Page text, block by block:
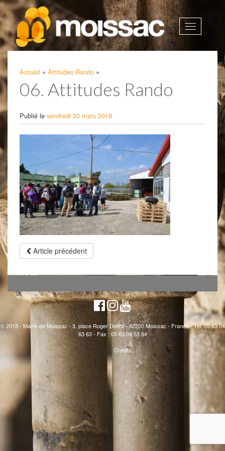
Afficher
Accueil » Attitudes Rando »
06. Attitudes Rando
Publié le vendredi 30 mars 2018
Article précédent
© 2015 - Mairie de Moissac - 3, place Roger Delthil - 82200 Moissac - France - Tél. 05 63 04
63 63 - Fax : 05 63 04 63 64
Crédits